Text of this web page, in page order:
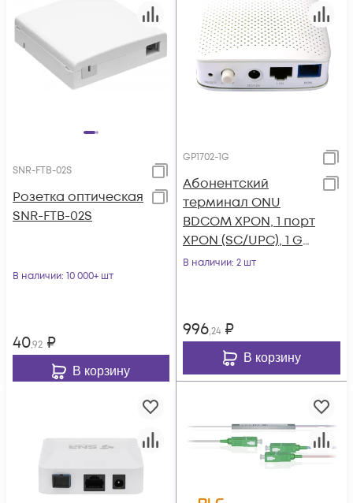
SNR-FTB-02S
Розетка оптическая
SNR-FTB-02S
В наличии: 10 000+ шт
40,92 ₽
В корзину
GP1702-1G
Абонентский
терминал ONU
BDCOM XPON, 1 порт
XPON (SC/UPC), 1 GE,
пластиковый
В наличии: 2 шт
996,24 ₽
В корзину